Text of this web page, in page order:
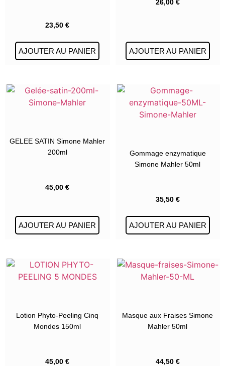
23,50€
AJOUTER AU PANIER
26,00 €
AJOUTER AU PANIER
GELEE SATIN Simone Mahler
200ml
45,00€
AJOUTER AU PANIER
Gommage enzymatique
Simone Mahler 50ml
35,50 €
AJOUTER AU PANIER
Lotion Phyto-Peeling Cinq
Mondes 150ml
45,00€
Masque aux Fraises Simone
Mahler 50ml
44,50 €